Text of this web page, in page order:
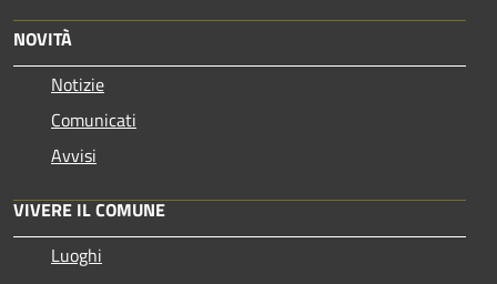
NOVITÀ
Notizie
Comunicati
Avvisi
VIVERE IL COMUNE
Luoghi